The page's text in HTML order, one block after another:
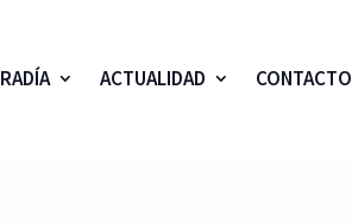
ACTUALIDAD CONTACTO